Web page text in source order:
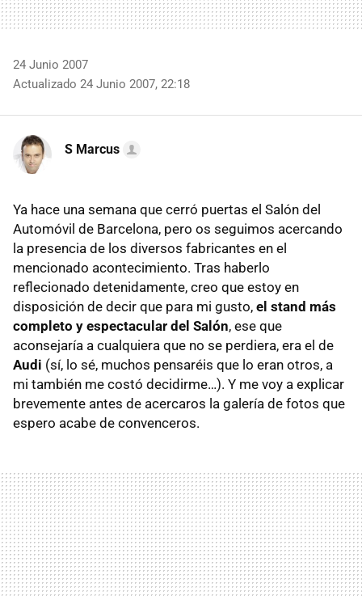
24 Junio 2007
Actualizado 24 Junio 2007, 22:18
S Marcus
Ya hace una semana que cerró puertas el Salón del
Automóvil de Barcelona, pero os seguimos acercando
la presencia de los diversos fabricantes en el
mencionado acontecimiento. Tras haberlo
reflecionado detenidamente, creo que estoy en
disposición de decir que para mi gusto, el stand más
completo y espectacular del Salón, ese que
aconsejaría a cualquiera que no se perdiera, era el de
Audi (sí, lo sé, muchos pensaréis que lo eran otros, a
mi también me costó decidirme…). Y me voy a explicar
brevemente antes de acercaros la galería de fotos que
espero acabe de convenceros.